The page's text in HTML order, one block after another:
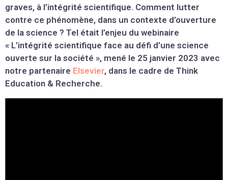
graves, à l’intégrité scientifique. Comment lutter
contre ce phénomène, dans un contexte d’ouverture
de la science ? Tel était l’enjeu du webinaire
« L’intégrité scientifique face au défi d’une science
ouverte sur la société », mené le 25 janvier 2023 avec
notre partenaire Elsevier, dans le cadre de Think
Education & Recherche.